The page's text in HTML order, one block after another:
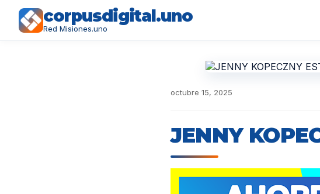
corpusdigital.uno
Red Misiones.uno
octubre 15, 2025
JENNY